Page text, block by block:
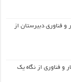
فناوری دبیرستان از
و فناوری از نگاه یک